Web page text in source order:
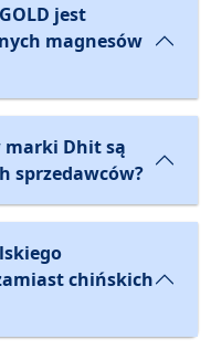
jest
magnesów
marki Dhit są
sprzedawców?
chińskich